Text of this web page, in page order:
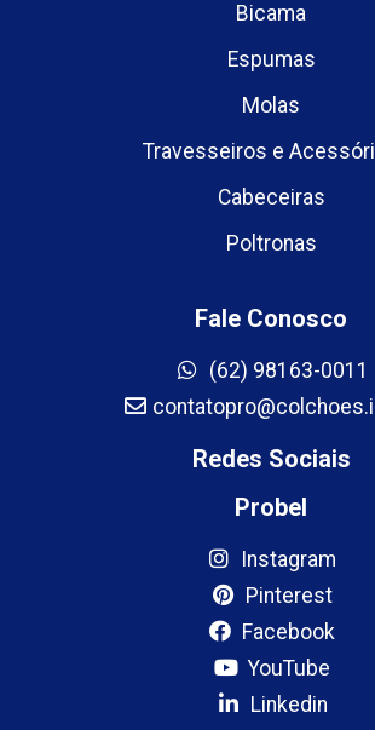
Bicama
Espumas
Molas
Travesseiros e
Cabeceiras
Poltronas
Fale Conosco
(62) 98163-0011
Redes Sociais
Probel
Instagram
Pinterest
Facebook
YouTube
Linkedin